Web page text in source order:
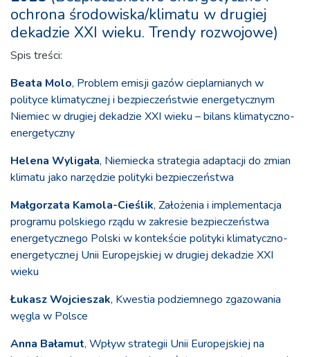
ochrona środowiska/klimatu w drugiej
dekadzie XXI wieku. Trendy rozwojowe)
Spis treści:
Beata Molo, Problem emisji gazów cieplarnianych w
polityce klimatycznej i bezpieczeństwie energetycznym
Niemiec w drugiej dekadzie XXI wieku – bilans klimatyczno-
energetyczny
Helena Wyligała, Niemiecka strategia adaptacji do zmian
klimatu jako narzędzie polityki bezpieczeństwa
Małgorzata Kamola-Cieślik, Założenia i implementacja
programu polskiego rządu w zakresie bezpieczeństwa
energetycznego Polski w kontekście polityki klimatyczno-
energetycznej Unii Europejskiej w drugiej dekadzie XXI
wieku
Łukasz Wojcieszak, Kwestia podziemnego zgazowania
węgla w Polsce
Anna Bałamut, Wpływ strategii Unii Europejskiej na